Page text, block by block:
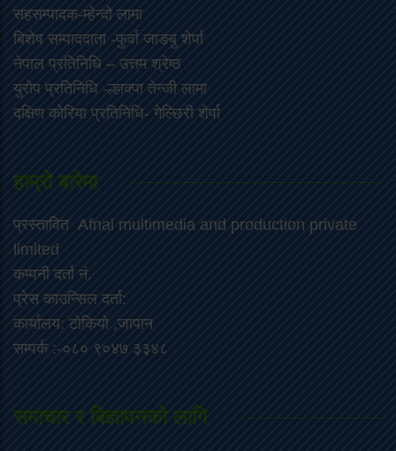
सहसम्पादक-म्हेन्दो लामा
‍बिशेष सम्पाददाता -फुर्वा जा‌ङबु शेर्पा
नेपाल प्रतिनिधि – उत्तम श्रेष्ठ
युरोप प्रतिनिधि -ल्हाक्पा तेन्जी लामा
दक्षिण कोरिया प्रतिनिधि- गेल्छिरी शेर्पा
हाम्रो बारेमा
प्रस्तावित Afnai multimedia and production private
limited
कम्पनी दर्ता नं.
प्रेस काउन्सिल दर्ता:
कार्यालय: टोकियो ,जापान
सम्पर्क :-०८० ९०४७ ३३४८
समाचार र बिज्ञापनको लागि